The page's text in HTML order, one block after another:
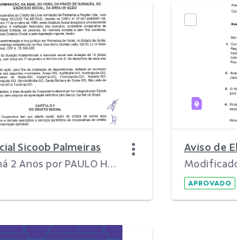
Sicoob Palmeiras
Modificado há 2 Anos por PAULO HENRIQUE ABREU NEIVA.
APROVADO